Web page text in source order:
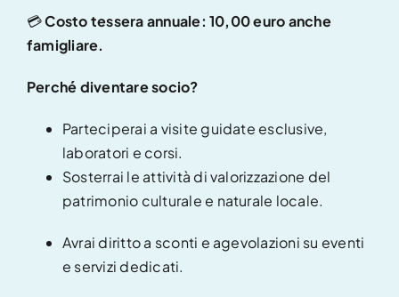
💳Costo tessera annuale: 10,00 euro anche
famigliare.
Perché diventare socio?
Parteciperai a visite guidate esclusive,
laboratori e corsi.
Sosterrai le attività di valorizzazione del
patrimonio culturale e naturale locale.
Avrai diritto a sconti e agevolazioni su eventi
e servizi dedicati.